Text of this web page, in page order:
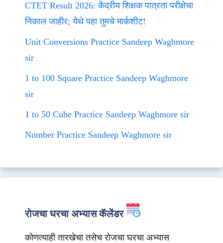
CTET Result 2026: केंद्रीय शिक्षक पात्रता परीक्षेचा
निकाल जाहीर; येथे पहा तुमचे मार्कशीट!
Unit Conversions Practice Sandeep Waghmore
sir
1 to 100 Square Practice Sandeep Waghmore
sir
1 to 50 Cube Practice Sandeep Waghmore sir
Number Practice Sandeep Waghmore sir
रोजचा घरचा अभ्यास कॅलेंडर
कोणत्याही तारखेचा तसेच रोजचा घरचा अभ्यास